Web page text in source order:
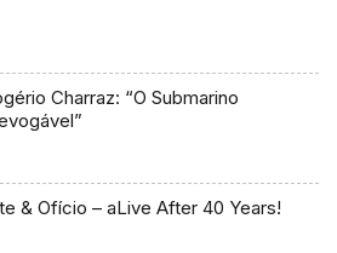
Charraz: “O Submarino
& Ofício – aLive After 40 Years!